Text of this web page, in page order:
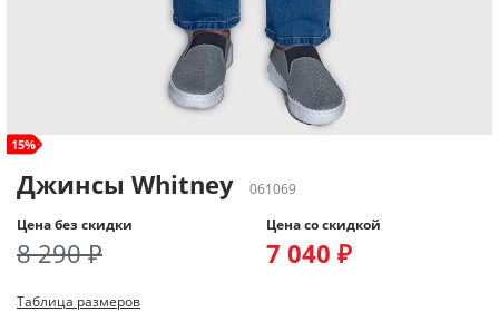
size+
15%
Джинсы Whitney
061069
Цена без скидки
8 290 ₽
Цена со скидкой
7 040 ₽
Таблица размеров